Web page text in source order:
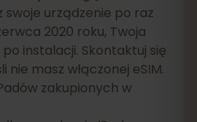
swoje urządzenie po raz
2020 roku, Twoja
instalacji. Skontaktuj się
nie masz włączonej eSIM.
zakupionych w